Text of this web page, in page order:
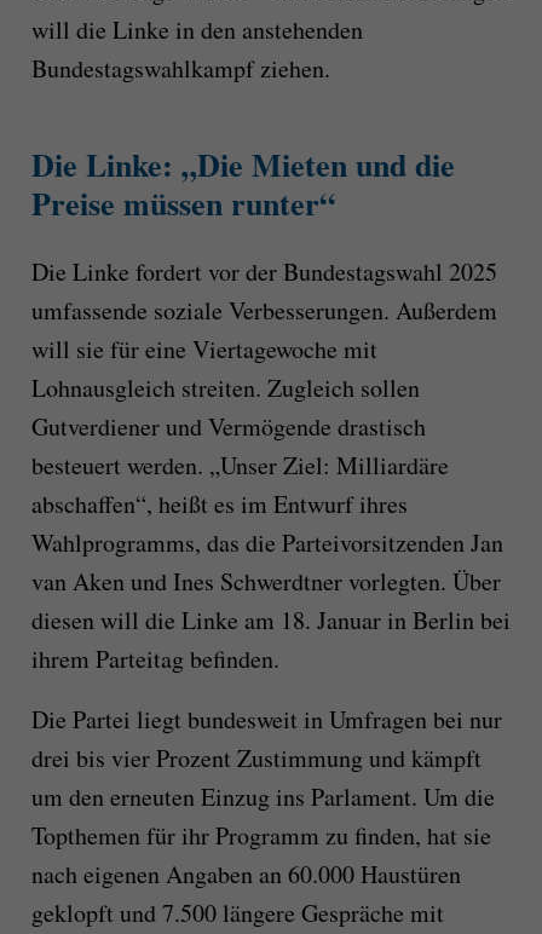
will die Linke in den anstehenden
Bundestagswahlkampf ziehen.
Die Linke: „Die Mieten und die
Preise müssen runter“
Die Linke fordert vor der Bundestagswahl 2025
umfassende soziale Verbesserungen. Außerdem
will sie für eine Viertagewoche mit
Lohnausgleich streiten. Zugleich sollen
Gutverdiener und Vermögende drastisch
besteuert werden. „Unser Ziel: Milliardäre
abschaffen“, heißt es im Entwurf ihres
Wahlprogramms, das die Parteivorsitzenden Jan
van Aken und Ines Schwerdtner vorlegten. Über
diesen will die Linke am 18. Januar in Berlin bei
ihrem Parteitag befinden.
Die Partei liegt bundesweit in Umfragen bei nur
drei bis vier Prozent Zustimmung und kämpft
um den erneuten Einzug ins Parlament. Um die
Topthemen für ihr Programm zu finden, hat sie
nach eigenen Angaben an 60.000 Haustüren
geklopft und 7.500 längere Gespräche mit